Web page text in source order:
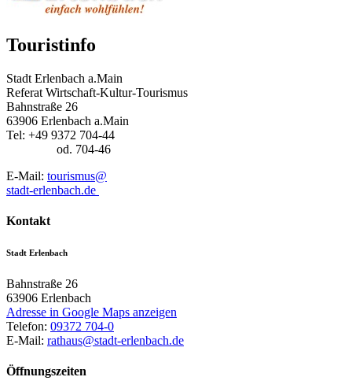
Touristinfo
Stadt Erlenbach a.Main
Referat Wirtschaft-Kultur-Tourismus
Bahnstraße 26
63906 Erlenbach a.Main
Tel: +49 9372 704-44
od. 704-46
E-Mail: tourismus@
stadt-erlenbach.de
Kontakt
Stadt Erlenbach
Bahnstraße 26
63906 Erlenbach
Adresse in Google Maps anzeigen
Telefon: 09372 704-0
E-Mail: rathaus@stadt-erlenbach.de
Öffnungszeiten